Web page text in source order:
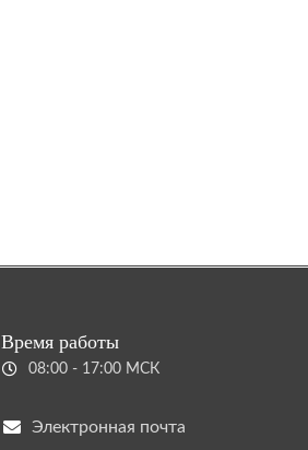
Время работы
08:00 - 17:00 МСК
Электронная почта